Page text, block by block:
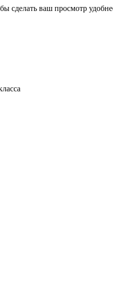
сделать ваш просмотр